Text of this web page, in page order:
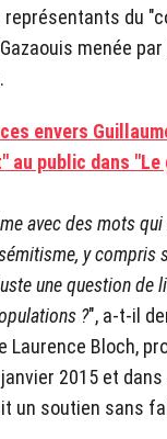
du
menée
envers
au public dans "Le
avec des mots
y compris
une question
?", a-t-il
Laurence Bloch,
2015 et
un soutien sans